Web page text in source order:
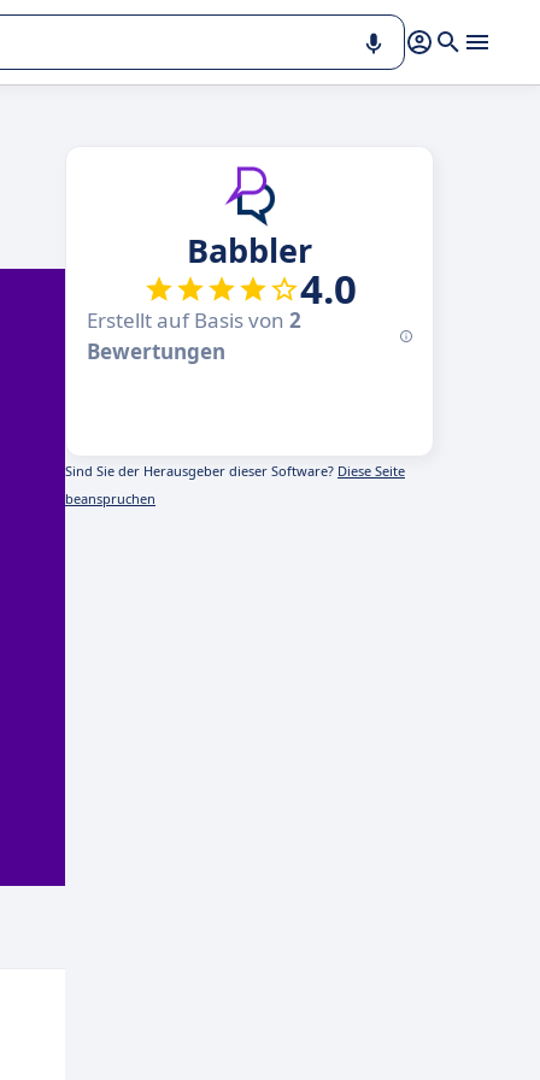
Babbler
4.0
Erstellt auf Basis von 2
Bewertungen
Sind Sie der Herausgeber dieser Software? Diese Seite
beanspruchen